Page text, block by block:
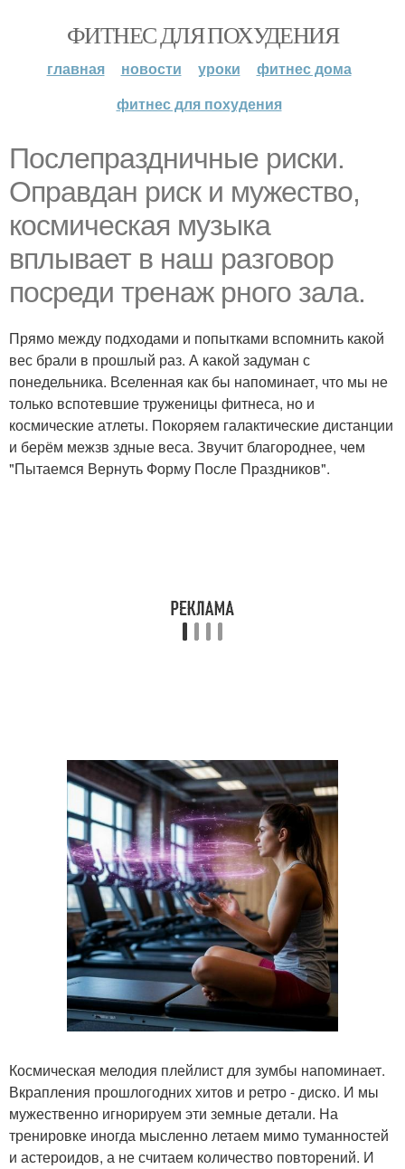
ФИТНЕС ДЛЯ ПОХУДЕНИЯ
главная новости уроки
фитнес дома
фитнес для похудения
Послепраздничные риски.
Оправдан риск и мужество,
космическая музыка
вплывает в наш разговор
посреди тренаж рного зала.
Прямо между подходами и попытками вспомнить какой
вес брали в прошлый раз. А какой задуман с
понедельника. Вселенная как бы напоминает, что мы не
только вспотевшие труженицы фитнеса, но и
космические атлеты. Покоряем галактические дистанции
и берём межзв здные веса. Звучит благороднее, чем
"Пытаемся Вернуть Форму После Праздников".
Космическая мелодия плейлист для зумбы напоминает.
Вкрапления прошлогодних хитов и ретро - диско. И мы
мужественно игнорируем эти земные детали. На
тренировке иногда мысленно летаем мимо туманностей
и астероидов, а не считаем количество повторений. И